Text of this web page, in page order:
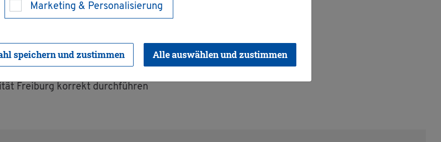
Marketing & Personalisierung
speichern und zustimmen Alle auswählen und zustimmen
Frei­burg kor­rekt durch­füh­ren